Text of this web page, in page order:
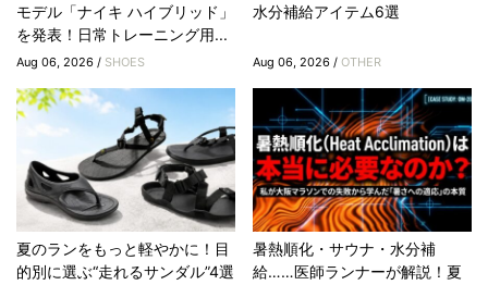
モデル「ナイキ ハイブリッド」
を発表！日常トレーニング用...
Aug 06, 2026 / SHOES
水分補給アイテム6選
Aug 06, 2026 / OTHER
夏のランをもっと軽やかに！目
的別に選ぶ“走れるサンダル”4選
暑熱順化・サウナ・水分補
給……医師ランナーが解説！夏